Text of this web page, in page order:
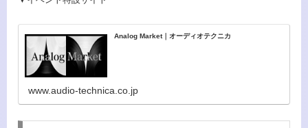
Analog Market｜オーディオテクニカ
www.audio-technica.co.jp